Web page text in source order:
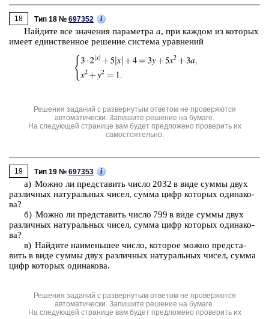
18 Тип 18 № 697352 i
Най­ди­те все зна­че­ния па­ра­мет­ра а, при каж­дом из ко­то­рых
имеет един­ствен­ное ре­ше­ние си­сте­ма урав­не­ний
Решения заданий с развернутым ответом не проверяются
автоматически. Запишите решение на бумаге.
На следующей странице вам будет предложено проверить их
самостоятельно.
19 Тип 19 № 697353 i
а) Можно ли пред­ста­вить число 2032 в виде суммы двух
раз­лич­ных на­ту­раль­ных чисел, сумма цифр ко­то­рых оди­на­ко­
ва?
б) Можно ли пред­ста­вить число 799 в виде суммы двух
раз­лич­ных на­ту­раль­ных чисел, сумма цифр ко­то­рых оди­на­ко­
ва?
в) Най­ди­те наи­мень­шее число, ко­то­рое можно пред­ста­
вить в виде суммы двух раз­лич­ных на­ту­раль­ных чисел, сумма
цифр ко­то­рых оди­на­ко­ва.
Решения заданий с развернутым ответом не проверяются
автоматически. Запишите решение на бумаге.
На следующей странице вам будет предложено проверить их